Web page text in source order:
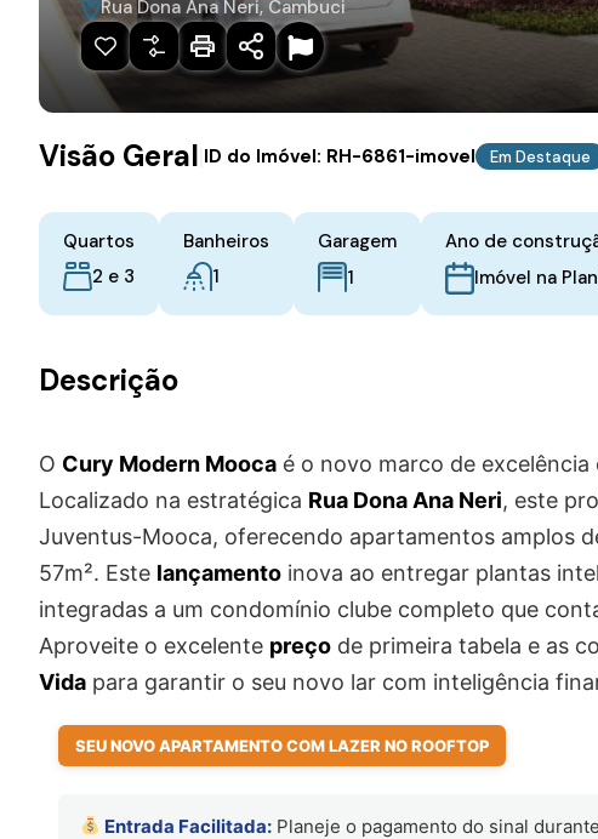
Rua Dona Ana Neri, Cambuci
Visão Geral ID do Imóvel: RH-6861-imovel Em Destaque
Quartos
2 e 3
Banheiros
1
Garagem
1
Ano de
Imóvel na
Descrição
O Cury Modern Mooca é o novo marco de excelência
Localizado na estratégica Rua Dona Ana Neri, este
Juventus-Mooca, oferecendo apartamentos amplos
57m². Este lançamento inova ao entregar plantas
integradas a um condomínio clube completo que
Aproveite o excelente preço de primeira tabela e as
Vida para garantir o seu novo lar com inteligência
SEU NOVO APARTAMENTO COM LAZER NO ROOFTOP
Entrada Facilitada: Planeje o pagamento do sinal